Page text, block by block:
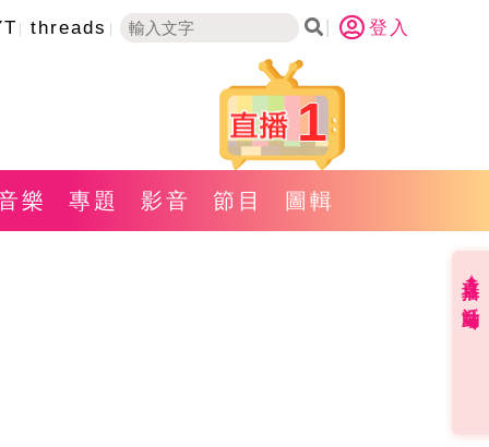
threads 登入
1
樂 專題 影音 節目 圖輯
直播✦活動